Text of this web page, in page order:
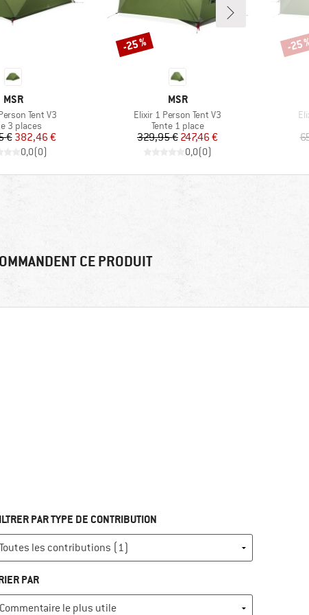
MARQUE
MSR
Tent V3
group
3 places
Prix
€Prix réduit
382,46 €
0,0(0)
MARQUE
MSR
Article
Elixir 1 Person Tent V3
Product group
Tente 1 place
Prix
329,95 €Prix réduit
247,46 €
0,0(0)
Remise
-25 % -25
CE PRODUIT
PAR TYPE DE CONTRIBUTION
PAR